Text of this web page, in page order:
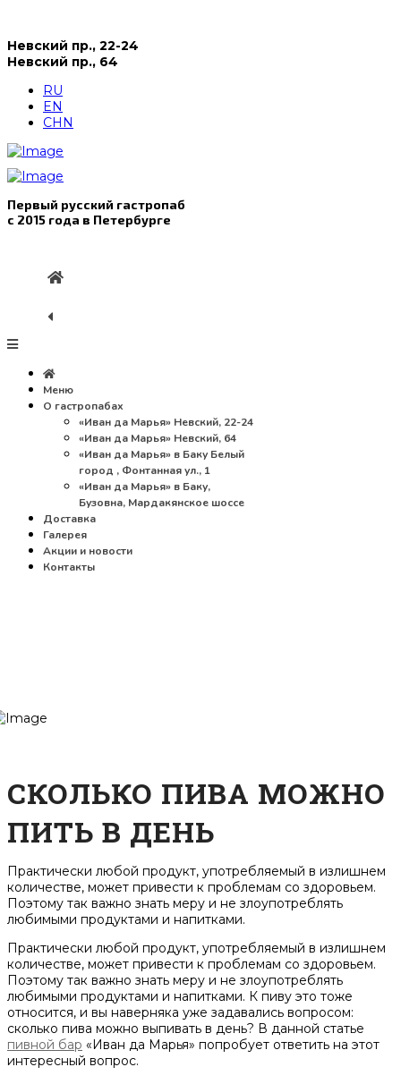
Невский пр., 22-24
Невский пр., 64
RU
EN
CHN
Первый русский гастропаб
с 2015 года в Петербурге
Меню
О гастропабах
«Иван да Марья» Невский, 22-24
«Иван да Марья» Невский, 64
«Иван да Марья» в Баку Белый
город , Фонтанная ул., 1
«Иван да Марья» в Баку,
Бузовна, Мардакянское шоссе
Доставка
Галерея
Акции и новости
Контакты
СКОЛЬКО ПИВА МОЖНО
ПИТЬ В ДЕНЬ
Практически любой продукт, употребляемый в излишнем
количестве, может привести к проблемам со здоровьем.
Поэтому так важно знать меру и не злоупотреблять
любимыми продуктами и напитками.
Практически любой продукт, употребляемый в излишнем
количестве, может привести к проблемам со здоровьем.
Поэтому так важно знать меру и не злоупотреблять
любимыми продуктами и напитками. К пиву это тоже
относится, и вы наверняка уже задавались вопросом:
сколько пива можно выпивать в день? В данной статье
пивной бар «Иван да Марья» попробует ответить на этот
интересный вопрос.